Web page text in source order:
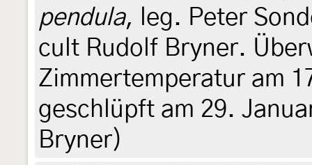
pendula, leg. Peter
cult Rudolf Bryner.
Zimmertemperatur am
geschlüpft am 29.
Bryner)